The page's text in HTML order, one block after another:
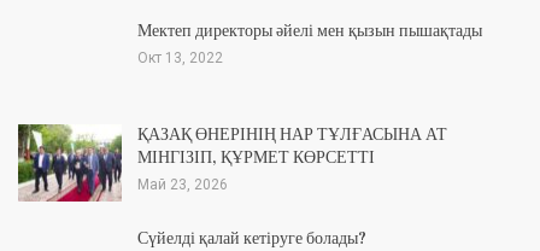
Мектеп директоры әйелі мен қызын пышақтады
Окт 13, 2022
ҚАЗАҚ ӨНЕРІНІҢ НАР ТҰЛҒАСЫНА АТ
МІНГІЗІП, ҚҰРМЕТ КӨРСЕТТІ
Май 23, 2026
Сүйелді қалай кетіруге болады?